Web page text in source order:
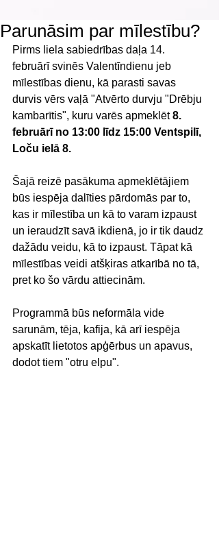
Parunāsim par mīlestību?
Pirms liela sabiedrības daļa 14.
februārī svinēs Valentīndienu jeb
mīlestības dienu, kā parasti savas
durvis vērs vaļā "Atvērto durvju "Drēbju
kambarītis", kuru varēs apmeklēt 8.
februārī no 13:00 līdz 15:00 Ventspilī,
Loču ielā 8.
Šajā reizē pasākuma apmeklētājiem
būs iespēja dalīties pārdomās par to,
kas ir mīlestība un kā to varam izpaust
un ieraudzīt savā ikdienā, jo ir tik daudz
dažādu veidu, kā to izpaust. Tāpat kā
mīlestības veidi atšķiras atkarībā no tā,
pret ko šo vārdu attiecinām.
Programmā būs neformāla vide
sarunām, tēja, kafija, kā arī iespēja
apskatīt lietotos apģērbus un apavus,
dodot tiem "otru elpu".